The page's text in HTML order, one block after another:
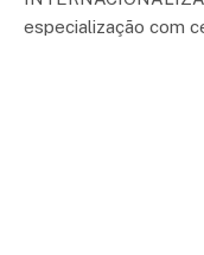
especialização com